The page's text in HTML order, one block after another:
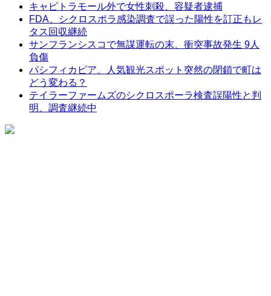
キャピトラモール外で女性刺殺、容疑者逮捕
FDA、シクロスポラ感染調査で誤った陽性を訂正もレ
タス回収継続
サンフランシスコで無謀運転の末、衝突事故発生 9人
負傷
パシフィカピア、人気観光スポット突然の閉鎖で町は
どう変わる？
テイラーファームズのシクロスポーラ検査誤陽性と判
明、調査継続中